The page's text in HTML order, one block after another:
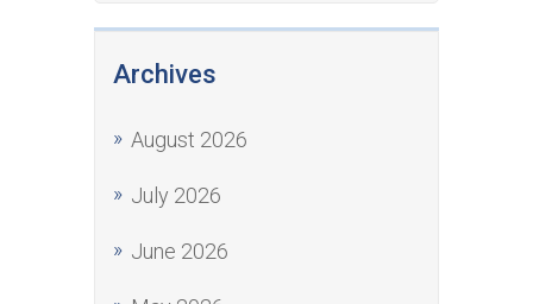
Archives
August 2026
July 2026
June 2026